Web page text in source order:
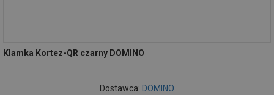
Klamka Kortez-QR czarny DOMINO
Dostawca: DOMINO